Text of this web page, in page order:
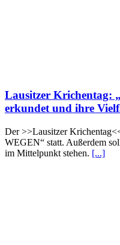
Lausitzer Krichentag:
erkundet und ihre
Der >>Lausitzer
WEGEN“ statt. Außerdem
im Mittelpunkt stehen. [...]